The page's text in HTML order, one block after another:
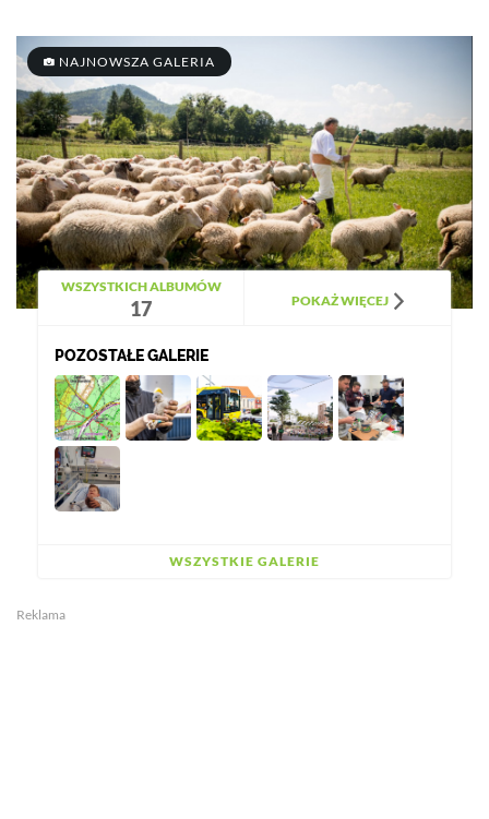
NAJNOWSZA GALERIA
WSZYSTKICH ALBUMÓW
17 POKAŻ WIĘCEJ
POZOSTAŁE GALERIE
WSZYSTKIE GALERIE
Reklama